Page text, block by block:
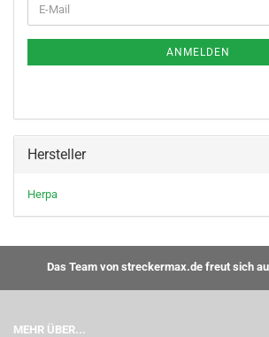
ZUR
E-
Mail
ANMELDEN
Hersteller
Herpa
Das Team von streckermax.de freut sich
MEHR ÜBER...